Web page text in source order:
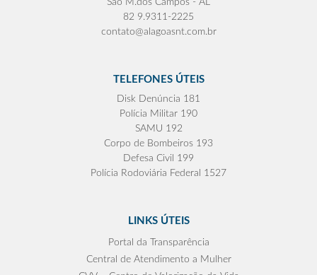
82 9.9311-2225
contato@alagoasnt.com.br
TELEFONES ÚTEIS
Disk Denúncia 181
Polícia Militar 190
SAMU 192
Corpo de Bombeiros 193
Defesa Civil 199
Polícia Rodoviária Federal 1527
LINKS ÚTEIS
Portal da Transparência
Central de Atendimento a Mulher